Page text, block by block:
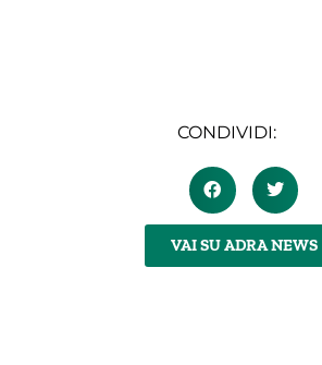
CONDIVIDI:
VAI SU ADRA NEWS